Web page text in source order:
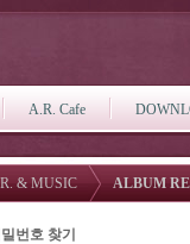
A.R. Cafe
& MUSIC ALBUM
번호 찾기